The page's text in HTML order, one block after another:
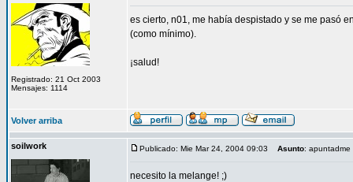
Registrado: 21 Oct 2003
Mensajes: 1114
es cierto, n01, me había despistado y se me pasó
(como mínimo).
¡salud!
Volver arriba
soilwork Publicado: Mie Mar 24, 2004 09:03 Asunto: apuntadme
necesito la melange! ;)